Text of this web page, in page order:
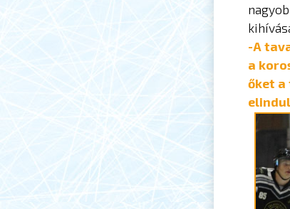
-A
a
őket a